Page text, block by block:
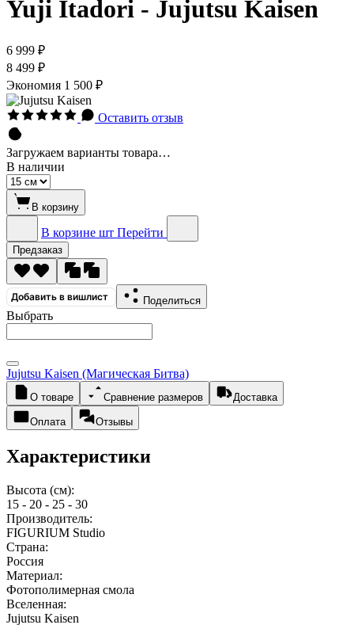
Yuji Itadori - Jujutsu Kaisen
6 999 ₽
8 499 ₽
Экономия 1 500 ₽
Оставить отзыв
Загружаем варианты товара…
В наличии
В корзину
В корзине шт Перейти
Предзаказ
Добавить в вишлист Поделиться
Выбрать
Jujutsu Kaisen (Магическая Битва)
О товаре Сравнение размеров Доставка
Оплата Отзывы
Характеристики
Высота (см):
15 - 20 - 25 - 30
Производитель:
FIGURIUM Studio
Страна:
Россия
Материал:
Фотополимерная смола
Вселенная:
Jujutsu Kaisen